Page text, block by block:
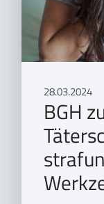
28.03.2024
BGH